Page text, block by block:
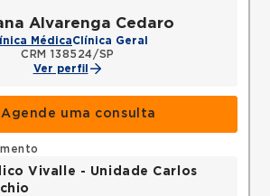
Alvarenga Cedaro
MédicaClínica Geral
CRM 138524/SP
Ver perfil
Agende uma consulta
Vivalle - Unidade Carlos